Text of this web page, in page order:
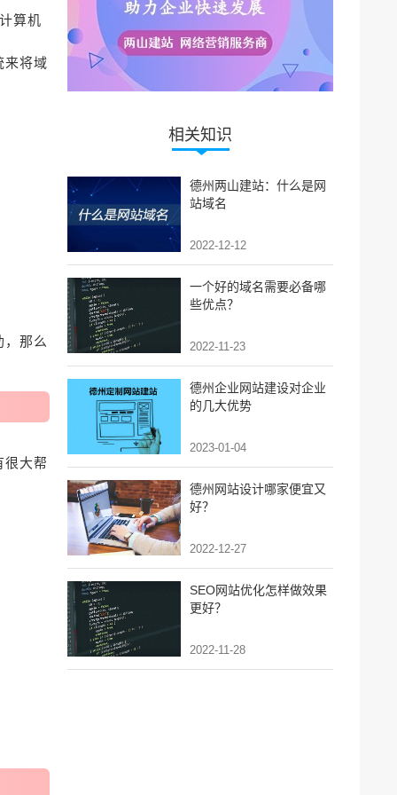
算机
来将域
，那么
很大帮
相关知识
德州两山建站：什么是网
站域名
2022-12-12
一个好的域名需要必备哪
些优点？
2022-11-23
德州企业网站建设对企业
的几大优势
2023-01-04
德州网站设计哪家便宜又
好？
2022-12-27
SEO网站优化怎样做效果
更好？
2022-11-28